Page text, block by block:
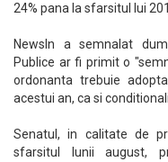
24% pana la sfarsitul lui
NewsIn a semnalat
Publice ar fi primit o
ordonanta trebuie
acestui an, ca si
Senatul, in calitate de
sfarsitul lunii august,